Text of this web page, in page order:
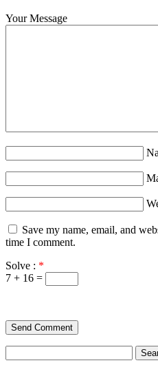
Your Message
Save my name, email, and
time I comment.
Solve : *
7 + 16 =